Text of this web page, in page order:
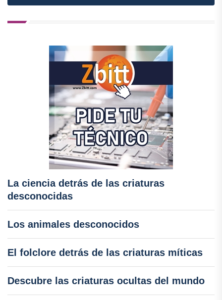
La ciencia detrás de las criaturas
desconocidas
Los animales desconocidos
El folclore detrás de las criaturas míticas
Descubre las criaturas ocultas del mundo